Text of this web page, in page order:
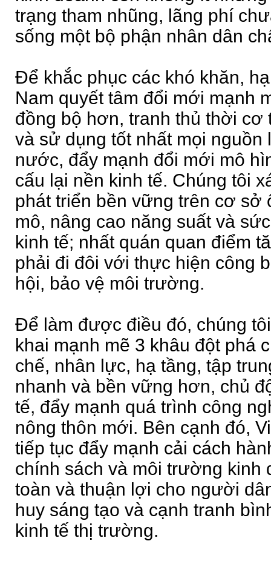
trạng tham nhũng, lãng phí
sống một bộ phận nhân dân
Để khắc phục các khó khăn,
Nam quyết tâm đổi mới mạnh
đồng bộ hơn, tranh thủ thời cơ
và sử dụng tốt nhất mọi nguồn
nước, đẩy mạnh đổi mới mô
cấu lại nền kinh tế. Chúng tôi
phát triển bền vững trên cơ sở
mô, nâng cao năng suất và
kinh tế; nhất quán quan điểm
phải đi đôi với thực hiện công
hội, bảo vệ môi trường.
Để làm được điều đó, chúng
khai mạnh mẽ 3 khâu đột phá
chế, nhân lực, hạ tầng, tập
nhanh và bền vững hơn, chủ
tế, đẩy mạnh quá trình công
nông thôn mới. Bên cạnh đó,
tiếp tục đẩy mạnh cải cách
chính sách và môi trường kinh
toàn và thuận lợi cho người
huy sáng tạo và cạnh tranh
kinh tế thị trường.